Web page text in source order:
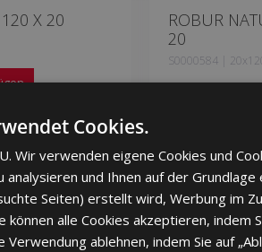
X 20
ROBUR
20
S0000584 | 20x120
Cookies.
Wir verwenden eigene Cookies und
und Ihnen auf der
Seiten) erstellt wird, Werbung im
können alle Cookies akzeptieren, indem
Verwendung ablehnen, indem Sie auf